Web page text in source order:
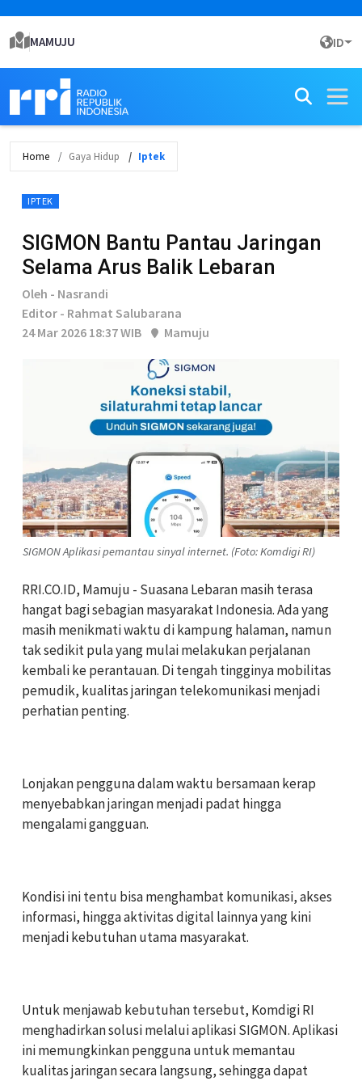
MAMUJU ID
Home Gaya Hidup Iptek
IPTEK
SIGMON Bantu Pantau Jaringan
Selama Arus Balik Lebaran
Oleh - Nasrandi
Editor - Rahmat Salubarana
24 Mar 2026 18:37 WIB
Mamuju
SIGMON Aplikasi pemantau sinyal internet. (Foto: Komdigi RI)
RRI.CO.ID, Mamuju - Suasana Lebaran masih terasa
hangat bagi sebagian masyarakat Indonesia. Ada yang
masih menikmati waktu di kampung halaman, namun
tak sedikit pula yang mulai melakukan perjalanan
kembali ke perantauan. Di tengah tingginya mobilitas
pemudik, kualitas jaringan telekomunikasi menjadi
perhatian penting.
‎Lonjakan pengguna dalam waktu bersamaan kerap
menyebabkan jaringan menjadi padat hingga
mengalami gangguan.
‎Kondisi ini tentu bisa menghambat komunikasi, akses
informasi, hingga aktivitas digital lainnya yang kini
menjadi kebutuhan utama masyarakat.
Untuk menjawab kebutuhan tersebut, Komdigi RI
menghadirkan solusi melalui aplikasi SIGMON. Aplikasi
ini memungkinkan pengguna untuk memantau
kualitas jaringan secara langsung, sehingga dapat